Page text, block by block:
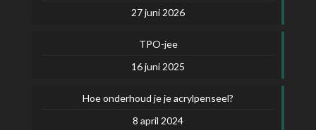
27 juni 2026
TPO-jee
16 juni 2025
Hoe onderhoud je je acrylpenseel?
8 april 2024